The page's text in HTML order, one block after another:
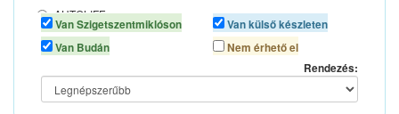
AUTOLIFE
AUTOMAX
Van Szigetszentmiklóson
Van Budán
Van külső készleten
Nem érhető el
Rendezés: